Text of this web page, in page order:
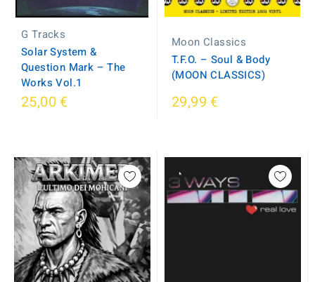
G Tracks
Solar System &
Question Mark – The
Works Vol.1
25,00 €
Moon Classics
T.F.O. – Soul & Body
(MOON CLASSICS)
29,99 €